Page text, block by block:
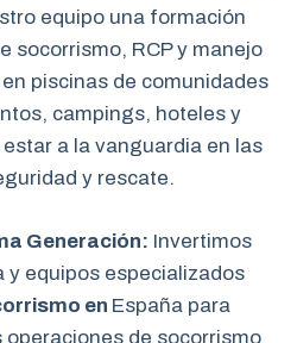
equipo una formación
socorrismo, RCP y manejo
piscinas de comunidades
campings, hoteles y
a la vanguardia en las
y rescate.
Generación: Invertimos
y equipos especializados
en España para
de socorrismo